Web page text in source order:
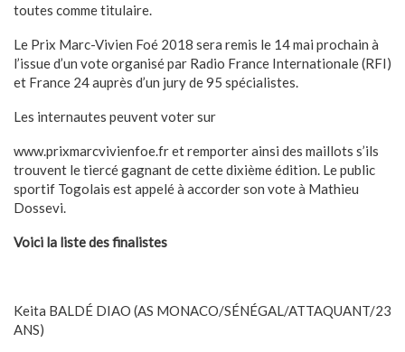
toutes comme titulaire.
Le Prix Marc-Vivien Foé 2018 sera remis le 14 mai prochain à
l’issue d’un vote organisé par Radio France Internationale (RFI)
et France 24 auprès d’un jury de 95 spécialistes.
Les internautes peuvent voter sur
www.prixmarcvivienfoe.fr et remporter ainsi des maillots s’ils
trouvent le tiercé gagnant de cette dixième édition. Le public
sportif Togolais est appelé à accorder son vote à Mathieu
Dossevi.
Voici la liste des finalistes
Keita BALDÉ DIAO (AS MONACO/SÉNÉGAL/ATTAQUANT/23
ANS)